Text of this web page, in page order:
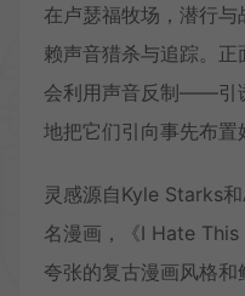
在卢瑟福牧场，潜行
赖声音猎杀与追踪。
会利用声音反制——引
地把它们引向事先布置
灵感源自Kyle Starks
名漫画，《I Hate This
夸张的复古漫画风格